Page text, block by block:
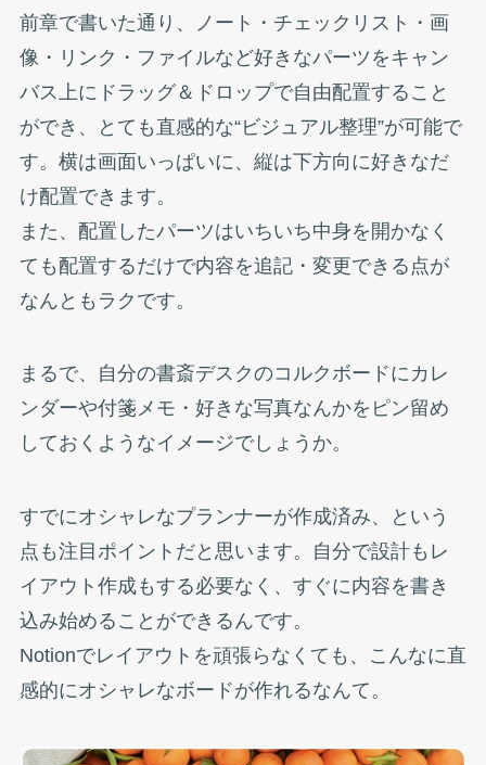
前章で書いた通り、ノート・チェックリスト・画
像・リンク・ファイルなど好きなパーツをキャン
バス上にドラッグ＆ドロップで自由配置すること
ができ、とても直感的な“ビジュアル整理”が可能で
す。横は画面いっぱいに、縦は下方向に好きなだ
け配置できます。
また、配置したパーツはいちいち中身を開かなく
ても配置するだけで内容を追記・変更できる点が
なんともラクです。
まるで、自分の書斎デスクのコルクボードにカレ
ンダーや付箋メモ・好きな写真なんかをピン留め
しておくようなイメージでしょうか。
すでにオシャレなプランナーが作成済み、という
点も注目ポイントだと思います。自分で設計もレ
イアウト作成もする必要なく、すぐに内容を書き
込み始めることができるんです。
Notionでレイアウトを頑張らなくても、こんなに直
感的にオシャレなボードが作れるなんて。